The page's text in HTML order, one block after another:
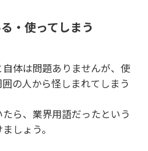
・使ってしまう
体は問題ありませんが、使
の人から怪しまれてしまう
ら、業界用語だったという
しょう。